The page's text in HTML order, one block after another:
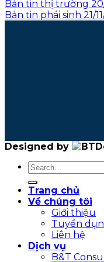
Bản tin thị trường
Bản tin phái sinh 21/
Designed by
Trang chủ
Về chúng tôi
Giới thiệu
Tuyển
Liên hệ
Dịch vụ
B&T